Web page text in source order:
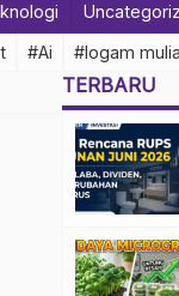
#Ai #logam mulia
TERBARU